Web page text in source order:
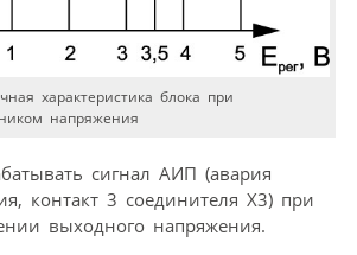
характеристика блока при
напряжения
сигнал АИП (авария
контакт 3 соединителя Х3) при
выходного напряжения.